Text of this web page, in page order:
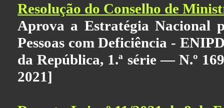
Resolução do Conselho de
Aprova a Estratégia Nacional
Pessoas com Deficiência -
da República, 1.ª série — N.º
2021]